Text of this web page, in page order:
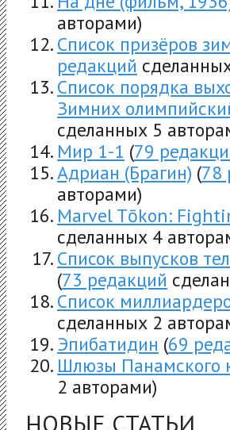
авторами)
Список призёров
редакций
Список порядка
Зимних
сделанных 5
Мир 1-1 (79
Адриан (Брагин) (78
авторами)
Marvel Tōkon:
сделанных 4
Список выпусков
(73 редакций
Список
сделанных 2
Эпибатидин (69
Шлюзы Панамского
2 авторами)
НОВЫЕ СТАТЬИ